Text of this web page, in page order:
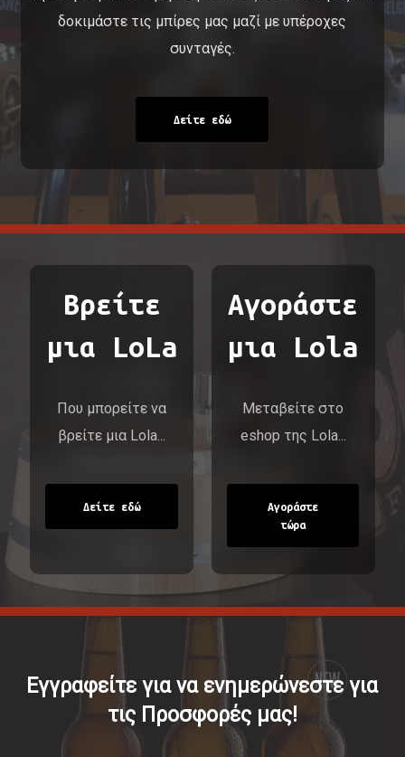
δοκιμάστε τις μπίρες μας μαζί με υπέροχες
συνταγές.
Δείτε εδώ
Βρείτε
μια LoLa
Που μπορείτε να
βρείτε μια Lola...
Δείτε εδώ
Αγοράστε
μια Lola
Μεταβείτε στο
eshop της Lola...
Αγοράστε
τώρα
Εγγραφείτε για να ενημερώνεστε για
τις Προσφορές μας!